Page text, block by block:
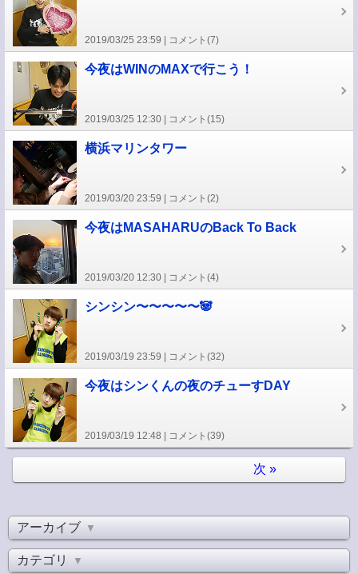
2019/03/25 23:59 コメント(7)
今夜はWINのMAXで行こう！
2019/03/25 12:30 コメント(15)
横浜マリンタワー
2019/03/20 23:59 コメント(2)
今夜はMASAHARUのBack To Back
2019/03/20 12:30 コメント(4)
シンシン〜〜〜〜〜🐼
2019/03/19 23:59 コメント(32)
今夜はシンくんの夜のチューすDAY
2019/03/19 12:48 コメント(39)
次 »
アーカイブ ▼
カテゴリ ▼